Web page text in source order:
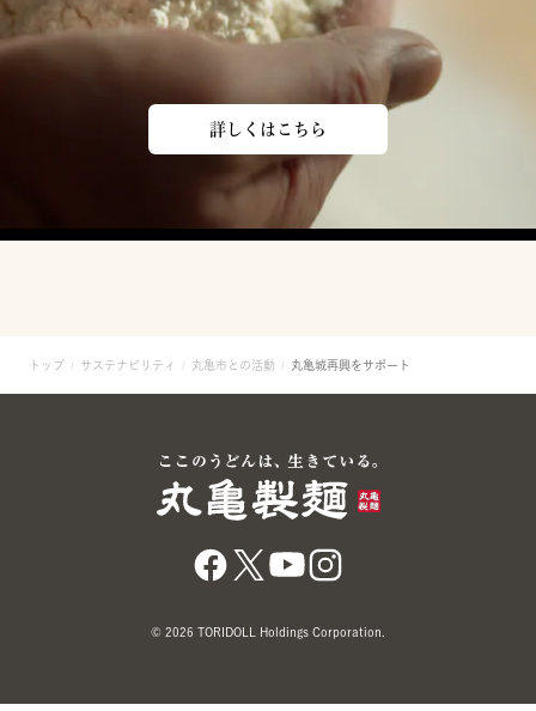
詳しくはこちら
トップ サステナビリティ 丸亀市との活動 丸亀城再興をサポート
© 2026 TORIDOLL Holdings Corporation.